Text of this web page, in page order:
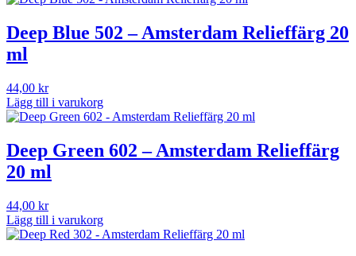
Deep Blue 502 – Amsterdam Relieffärg 20
ml
44,00 kr
Lägg till i varukorg
Deep Green 602 – Amsterdam Relieffärg
20 ml
44,00 kr
Lägg till i varukorg